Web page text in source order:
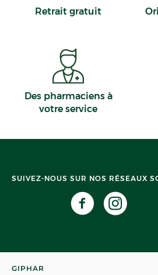
Retrait gratuit
Des pharmaciens à
votre service
SUIVEZ-NOUS SUR NOS RÉSEAUX
GIPHAR